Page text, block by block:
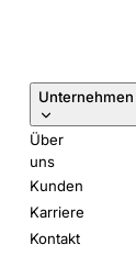
Unternehmen
Über
uns
Kunden
Karriere
Kontakt